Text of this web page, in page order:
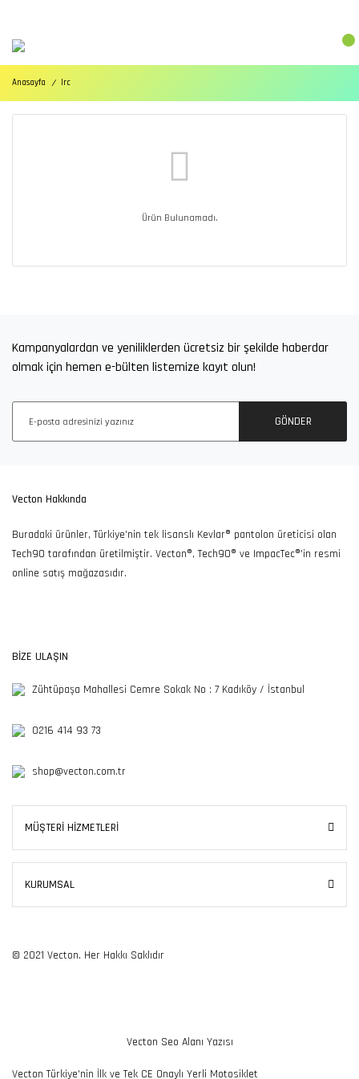
Anasayfa Irc
Ürün Bulunamadı.
100TL ve Üzeri Alışverişlerde
Ücretsiz İade ve Değişim
7/24 Müşteri Destek
Kampanyalardan ve yeniliklerden ücretsiz bir şekilde haberdar
olmak için hemen e-bülten listemize kayıt olun!
GÖNDER
Vecton Hakkında
Buradaki ürünler, Türkiye'nin tek lisanslı Kevlar® pantolon üreticisi olan
Tech90 tarafından üretilmiştir. Vecton®, Tech90® ve ImpacTec®'in resmi
online satış mağazasıdır.
BİZE ULAŞIN
Zühtüpaşa Mahallesi Cemre Sokak No : 7 Kadıköy / İstanbul
0216 414 93 73
shop@vecton.com.tr
MÜŞTERİ HİZMETLERİ
KURUMSAL
© 2021 Vecton. Her Hakkı Saklıdır
Vecton Seo Alanı Yazısı
Vecton Türkiye'nin İlk ve Tek CE Onaylı Yerli Motosiklet